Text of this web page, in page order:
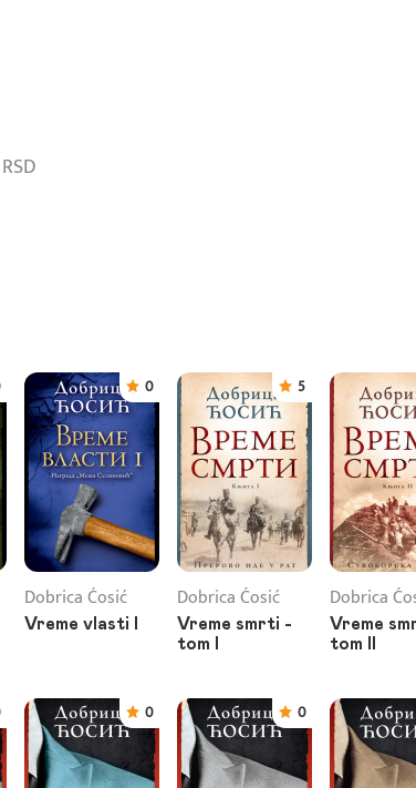
0
Dobrica Ćosić
Vreme vlasti I
5
Dobrica Ćosić
Vreme smrti -
tom I
Dobrica
Vreme
tom II
0 0